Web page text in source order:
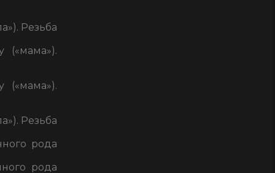
Резьба
(«мама»).
(«мама»).
Резьба
рода
рода